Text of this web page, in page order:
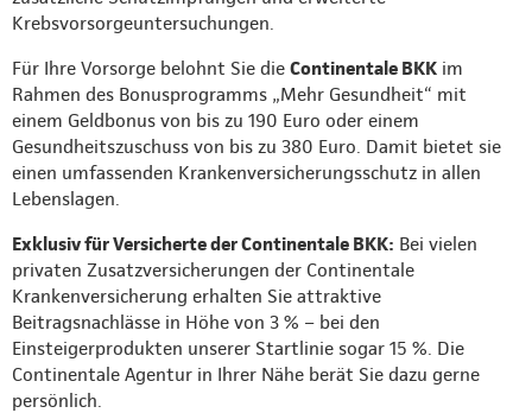
Krebsvorsorgeuntersuchungen.
Für Ihre Vorsorge belohnt Sie die Continentale BKK im
Rahmen des Bonusprogramms „Mehr Gesundheit“ mit
einem Geldbonus von bis zu 190 Euro oder einem
Gesundheitszuschuss von bis zu 380 Euro. Damit bietet sie
einen umfassenden Krankenversicherungsschutz in allen
Lebenslagen.
Exklusiv für Versicherte der Continentale BKK: Bei vielen
privaten Zusatzversicherungen der Continentale
Krankenversicherung erhalten Sie attraktive
Beitragsnachlässe in Höhe von 3 % – bei den
Einsteigerprodukten unserer Startlinie sogar 15 %. Die
Continentale Agentur in Ihrer Nähe berät Sie dazu gerne
persönlich.